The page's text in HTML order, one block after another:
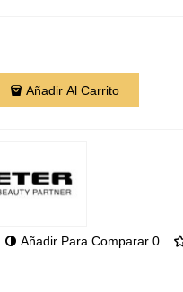
Añadir Al Carrito
Añadir Para Comparar 0